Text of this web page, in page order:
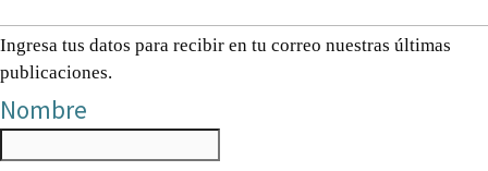
Ingresa tus datos para recibir en tu correo nuestras últimas
publicaciones.
Nombre